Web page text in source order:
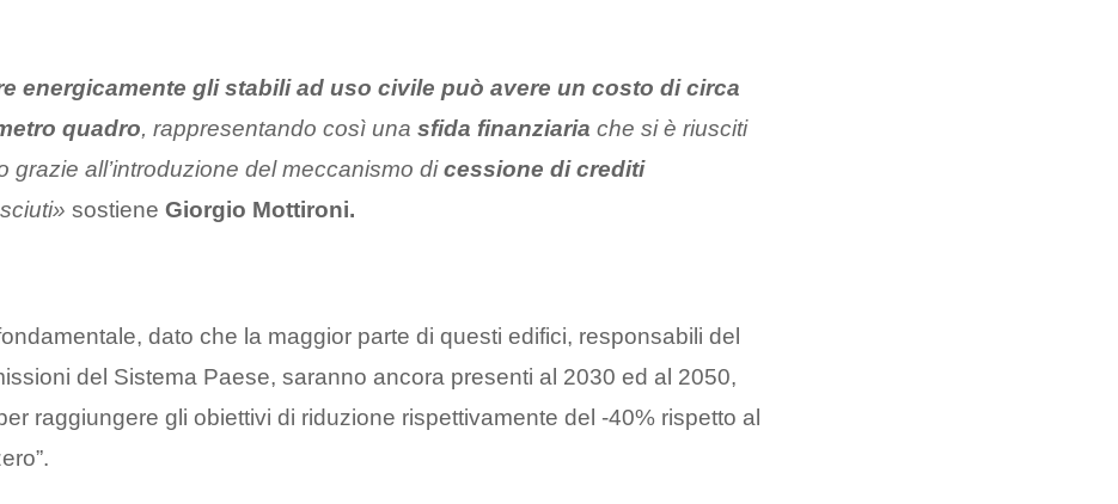
energicamente gli stabili ad uso civile può avere un costo di circa
quadro, rappresentando così una sfida finanziaria che si è riusciti
grazie all’introduzione del meccanismo dicessione di crediti
sostiene Giorgio Mottironi.
dato che la maggior parte di questi edifici, responsabili del
del Sistema Paese, saranno ancora presenti al 2030 ed al 2050,
raggiungere gli obiettivi di riduzione rispettivamente del -40% rispetto al